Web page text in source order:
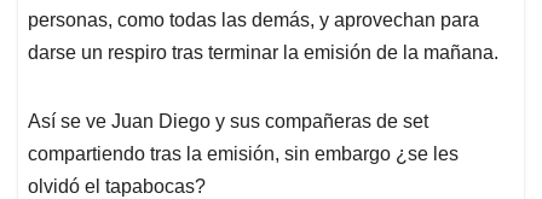
personas, como todas las demás, y aprovechan para
darse un respiro tras terminar la emisión de la mañana.
Así se ve Juan Diego y sus compañeras de set
compartiendo tras la emisión, sin embargo ¿se les
olvidó el tapabocas?